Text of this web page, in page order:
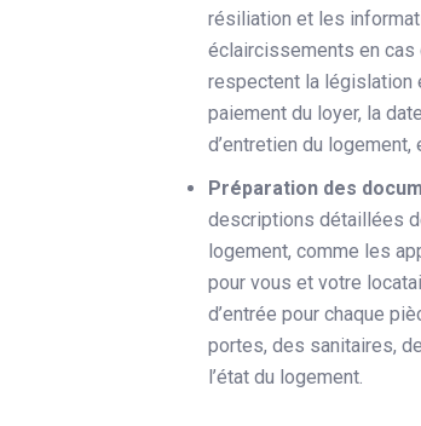
résiliation et les
éclaircissements en cas
respectent la législation
paiement du loyer, la
d’entretien du logement,
Préparation des
descriptions détaillées
logement, comme les
pour vous et votre
d’entrée pour chaque
portes, des sanitaires,
l’état du logement.